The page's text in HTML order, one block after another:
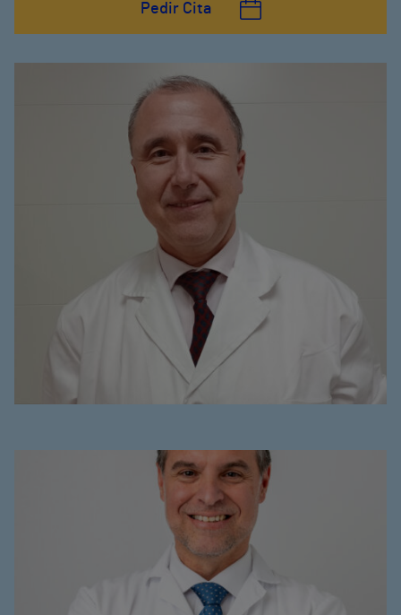
Pedir Cita